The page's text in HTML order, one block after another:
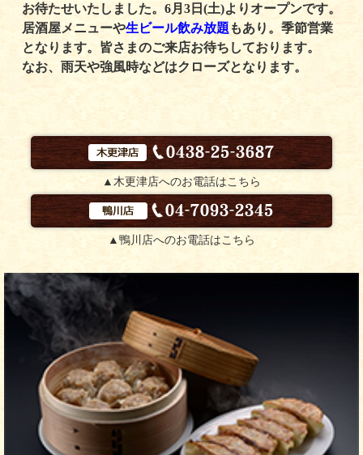
お待たせいたしました。6月3日(土)よりオープンです。
居酒屋メニューや生ビール飲み放題 もあり。季節営業
となります。皆さまのご来店お待ちしております。
なお、雨天や強風時などはクローズとなります。
▲木更津店へのお電話はこちら
▲鴨川店へのお電話はこちら